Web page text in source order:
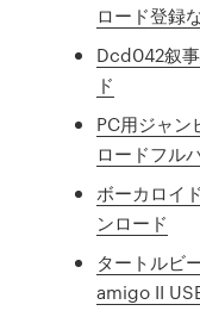
ロード登録
Dcd042叙
ド
PC用ジャン
ロードフル
ボーカロイ
ンロード
タートルビ
amigo II